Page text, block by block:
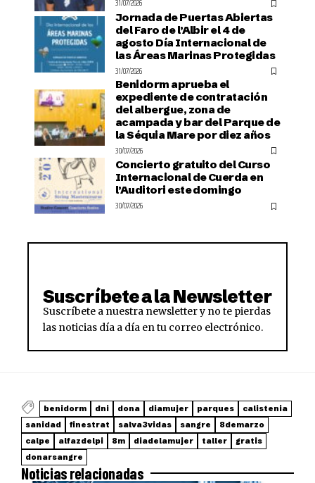
31/07/2026
Jornada de Puertas Abiertas
del Faro de l’Albir el 4 de
agosto Día Internacional de
las Áreas Marinas Protegidas
31/07/2026
Benidorm aprueba el
expediente de contratación
del albergue, zona de
acampada y bar del Parque de
la Séquia Mare por diez años
30/07/2026
Concierto gratuito del Curso
Internacional de Cuerda en
l’Auditori este domingo
30/07/2026
Suscríbete a la Newsletter
Suscríbete a nuestra newsletter y no te pierdas
las noticias día a día en tu correo electrónico.
benidorm dni dona diamujer parques
calistenia
sanidad
finestrat salva3vidas sangre
8demarzo
calpe
alfazdelpi 8m diadelamujer taller
gratis
donarsangre
Noticias relacionadas